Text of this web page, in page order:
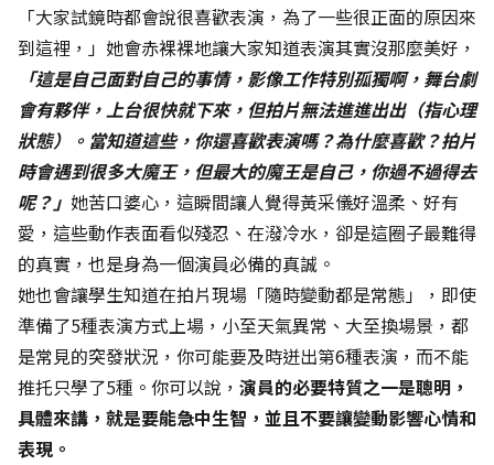
「大家試鏡時都會說很喜歡表演，為了一些很正面的原因來
到這裡，」她會赤裸裸地讓大家知道表演其實沒那麼美好，
「這是自己面對自己的事情，影像工作特別孤獨啊，舞台劇
會有夥伴，上台很快就下來，但拍片無法進進出出（指心理
狀態）。當知道這些，你還喜歡表演嗎？為什麼喜歡？拍片
時會遇到很多大魔王，但最大的魔王是自己，你過不過得去
呢？」 她苦口婆心，這瞬間讓人覺得黃采儀好溫柔、好有
愛，這些動作表面看似殘忍、在潑冷水，卻是這圈子最難得
的真實，也是身為一個演員必備的真誠。
她也會讓學生知道在拍片現場「隨時變動都是常態」，即使
準備了5種表演方式上場，小至天氣異常、大至換場景，都
是常見的突發狀況，你可能要及時迸出第6種表演，而不能
推托只學了5種。你可以說， 演員的必要特質之一是聰明，
具體來講，就是要能急中生智，並且不要讓變動影響心情和
表現。